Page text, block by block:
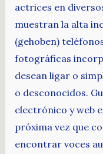
actrices en
muestran la alta
(gehoben)
fotográficas
desean ligar o
o desconocidos.
electrónico y web
próxima vez que
encontrar voces